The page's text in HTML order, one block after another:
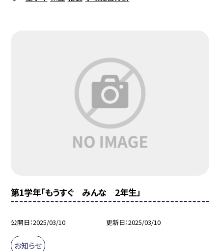
第1学年「もうすぐ みんな 2年生」
公開日 2025/03/10 更新日 2025/03/10
お知らせ